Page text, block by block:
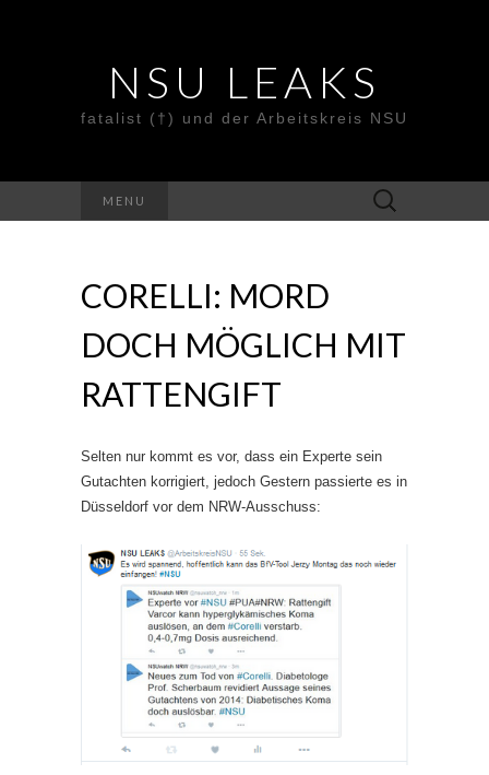
NSU LEAKS
fatalist (†) und der Arbeitskreis NSU
MENU
Suche
nach:
CORELLI: MORD
DOCH MÖGLICH MIT
RATTENGIFT
Selten nur kommt es vor, dass ein Experte sein
Gutachten korrigiert, jedoch Gestern passierte es in
Düsseldorf vor dem NRW-Ausschuss: